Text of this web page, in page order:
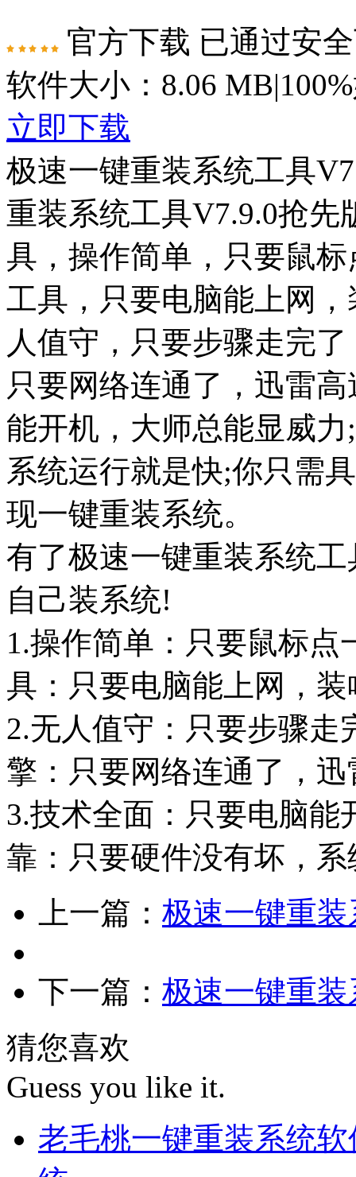
官方下载 已通过安
软件大小：8.06 MB|
立即下载
极速一键重装系统工具
重装系统工具V7.9.0抢
具，操作简单，只要鼠
工具，只要电脑能上网
人值守，只要步骤走完
只要网络连通了，迅雷
能开机，大师总能显威
系统运行就是快;你只需
现一键重装系统。
有了极速一键重装系统
自己装系统!
1.操作简单：只要鼠标
具：只要电脑能上网，
2.无人值守：只要步骤
擎：只要网络连通了，
3.技术全面：只要电脑
靠：只要硬件没有坏，
上一篇： 极速一键重
下一篇： 极速一键重
猜您喜欢
Guess you like it.
老毛桃一键重装系统